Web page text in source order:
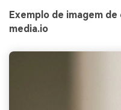
Exemplo de imagem
media.io